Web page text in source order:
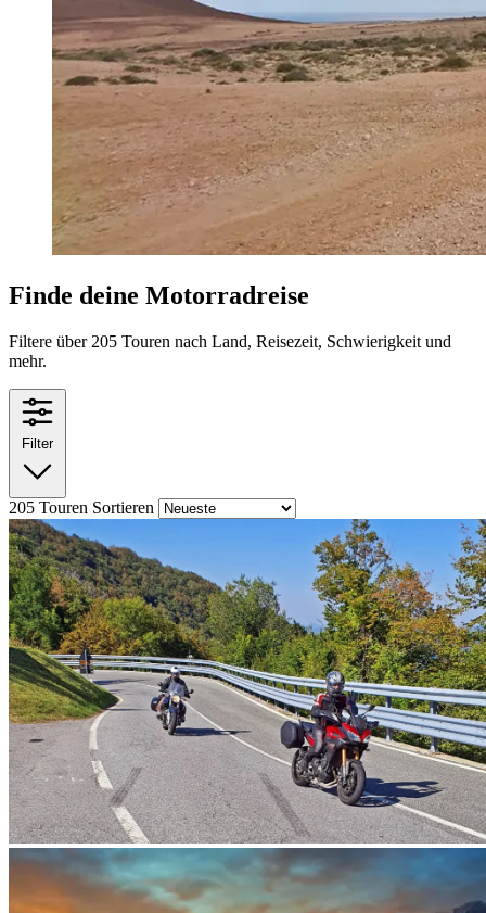
Finde deine Motorradreise
Filtere über 205 Touren nach Land, Reisezeit, Schwierigkeit und
mehr.
Filter
205 Touren Sortieren